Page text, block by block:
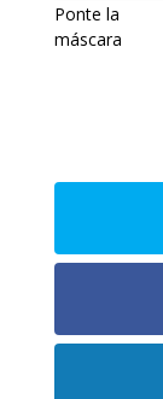
Ponte la
máscara